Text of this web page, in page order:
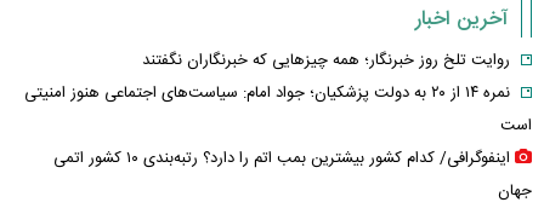
آخرین اخبار
روایت تلخ روز خبرنگار؛ همه چیزهایی که خبرنگاران نگفتند
نمره ۱۴ از ۲۰ به دولت پزشکیان؛ جواد امام: سیاست‌های اجتماعی هنوز امنیتی
است
اینفوگرافی/ کدام کشور بیشترین بمب اتم را دارد؟ رتبه‌بندی ۱۰ کشور اتمی
جهان